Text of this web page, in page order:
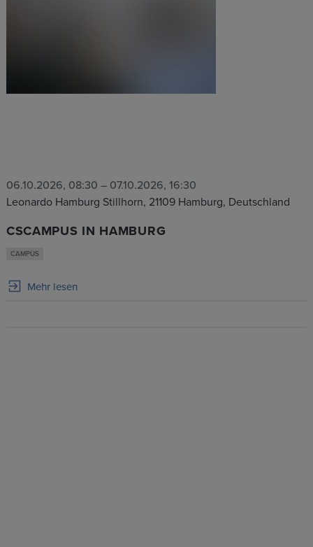
06.10.2026, 08:30 – 07.10.2026, 16:30
Leonardo Hamburg Stillhorn, 21109 Hamburg, Deutschland
CSCAMPUS IN HAMBURG
CAMPUS
Mehr lesen